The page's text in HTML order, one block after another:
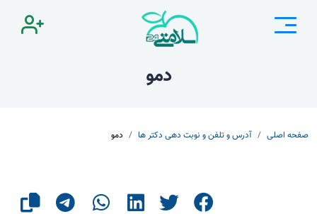
دمو
صفحه اصلی آدرس و تلفن و نوبت دهی دکتر ها دمو